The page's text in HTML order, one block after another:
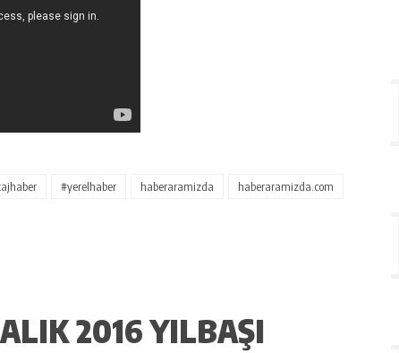
#yerelhaber haberaramizda
haberaramizda.com
2016 YILBAŞI